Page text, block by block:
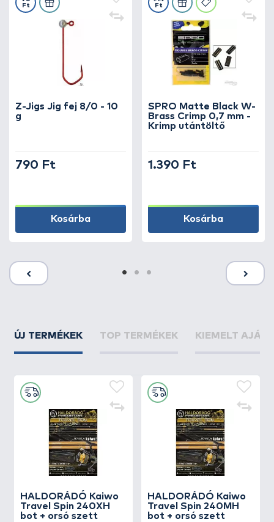
A FRAPP gumihalai minden tapasztalati szinten
hatékonyak – mind a kezdő, mind a profi pergető
horgászok számára kiváló választást jelentenek. Az
egyedi tervezésű modellek lehetővé teszik, hogy a
horgászok mindig a legjobb eséllyel induljanak a
Z-Jigs Jig fej 8/0 - 10
g
Ft
790 Ft
Kosárba
SPRO Matte Black W-
Brass Crimp 0,7 mm -
Krimp utántöltő
Ft
1.390 Ft
Kosárba
ÚJ TERMÉKEK TOP TERMÉKEK KIEMELT
HALDORÁDÓ Kaiwo
Travel Spin 240XH
bot + orsó szett
HALDORÁDÓ Kaiwo
Travel Spin 240MH
bot + orsó szett